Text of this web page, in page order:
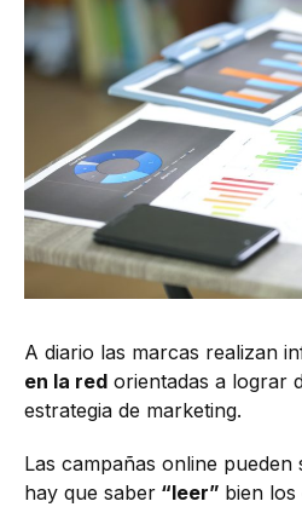
A diario las marcas realizan
en la red orientadas a lograr
estrategia de marketing.
Las campañas online
hay que saber “leer” bien los